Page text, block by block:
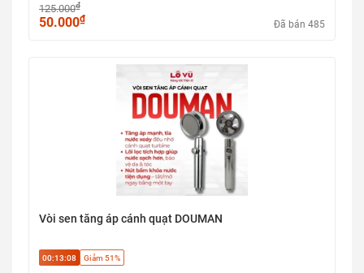
125.000₫
50.000₫ Đã bán 485
Vòi sen tăng áp cánh quạt DOUMAN
00:13:07 Giảm 51%